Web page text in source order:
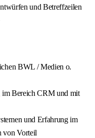
und Betreffzeilen
BWL / Medien o.
im Bereich CRM und mit
und Erfahrung im
von Vorteil